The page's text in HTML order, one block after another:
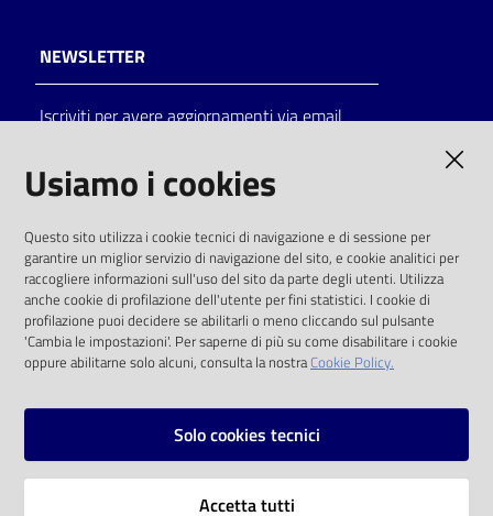
NEWSLETTER
Iscriviti per avere aggiornamenti via email
solo alle condizioni previste dalla direttiva
comunitaria 2003/98/CE e dal d.lgs. 36/2006
SOCIAL
Instagram
Vai alla pagina
Usiamo i cookies
Questo sito utilizza i cookie tecnici di navigazione e di sessione per
garantire un miglior servizio di navigazione del sito, e cookie analitici per
raccogliere informazioni sull'uso del sito da parte degli utenti. Utilizza
anche cookie di profilazione dell'utente per fini statistici. I cookie di
profilazione puoi decidere se abilitarli o meno cliccando sul pulsante
'Cambia le impostazioni'. Per saperne di più su come disabilitare i cookie
oppure abilitarne solo alcuni, consulta la nostraCookie Policy.
Solo cookies tecnici
Accetta tutti